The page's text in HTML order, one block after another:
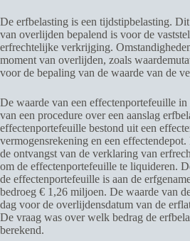
De erfbelasting is een tijdstipbelasting.
van overlijden bepalend is voor de
erfrechtelijke verkrijging.
moment van overlijden, zoals
voor de bepaling van de waarde van de
De waarde van een effectenportefeuille in
van een procedure over een aanslag
effectenportefeuille bestond uit een
vermogensrekening en een
de ontvangst van de verklaring van
om de effectenportefeuille te liquideren.
de effectenportefeuille is aan de
bedroeg € 1,26 miljoen. De waarde van
dag voor de overlijdensdatum van de
De vraag was over welk bedrag de
berekend.